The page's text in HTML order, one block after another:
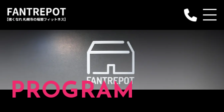
Fantrepotについて
プログラム
PROGRAM